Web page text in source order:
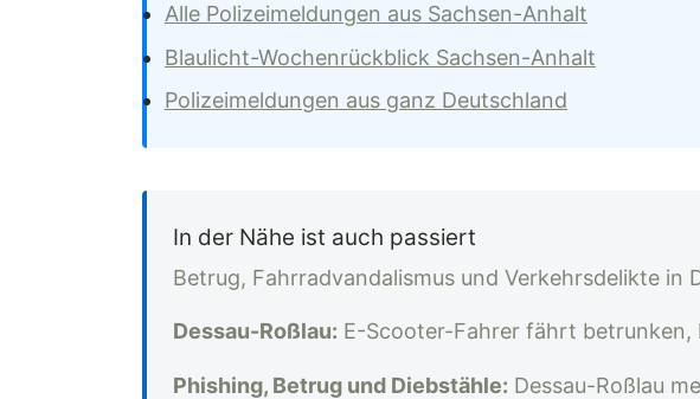
Alle Polizeimeldungen aus Sachsen-Anhalt
Blaulicht-Wochenrückblick Sachsen-Anhalt
Polizeimeldungen aus ganz Deutschland
In der Nähe ist auch passiert
Betrug, Fahrradvandalismus und Verkehrsdelikte in
Dessau-Roßlau: E-Scooter-Fahrer fährt betrunken,
Phishing, Betrug und Diebstähle: Dessau-Roßlau